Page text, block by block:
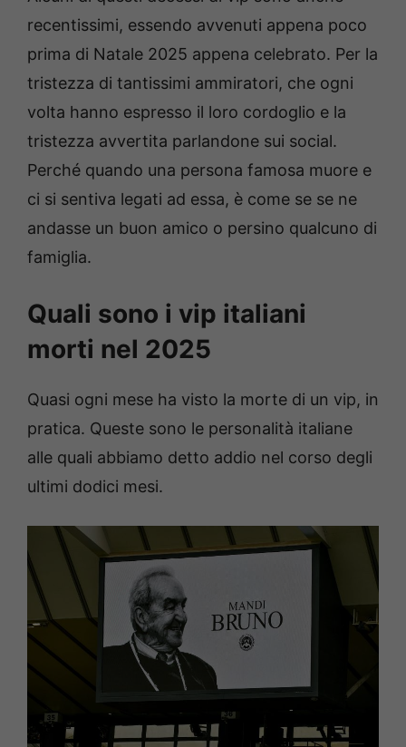
recentissimi, essendo avvenuti appena poco
prima di Natale 2025 appena celebrato. Per la
tristezza di tantissimi ammiratori, che ogni
volta hanno espresso il loro cordoglio e la
tristezza avvertita parlandone sui social.
Perché quando una persona famosa muore e
ci si sentiva legati ad essa, è come se se ne
andasse un buon amico o persino qualcuno di
famiglia.
Quali sono i vip italiani
morti nel 2025
Quasi ogni mese ha visto la morte di un vip, in
pratica. Queste sono le personalità italiane
alle quali abbiamo detto addio nel corso degli
ultimi dodici mesi.